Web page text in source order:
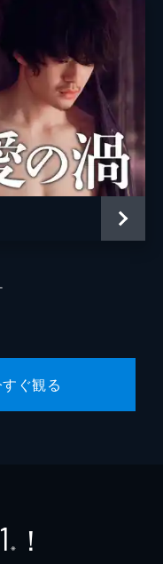
友咲まどか
結城さなえ
森本のぶ
足立智充
笠井信輔
池脇千鶴
是枝裕和
ぐ観る
※ ！